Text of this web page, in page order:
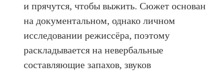
и прячутся, чтобы выжить. Сюжет основан
на документальном, однако личном
исследовании режиссёра, поэтому
раскладывается на невербальные
составляющие запахов, звуков